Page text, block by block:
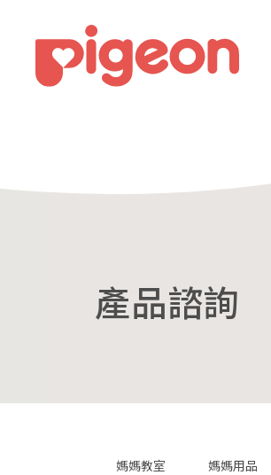
產品諮詢
媽媽教室 媽媽用品